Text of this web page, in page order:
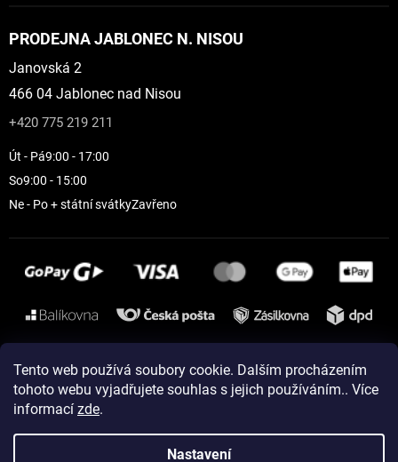
Tento web používá soubory cookie. Dalším procházením
tohoto webu vyjadřujete souhlas s jejich používáním.. Více
informací zde.
Nastavení
PRODEJNA JABLONEC N. NISOU
Janovská 2
466 04 Jablonec nad Nisou
+420 775 219 211
Út - Pá9:00 - 17:00
So9:00 - 15:00
Ne - Po + státní svátkyZavřeno
Instagram
Vytvořil Shoptet